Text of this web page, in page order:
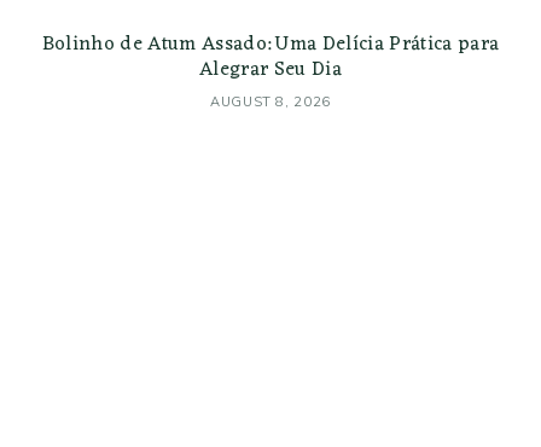
Bolinho de Atum Assado: Uma Delícia Prática para
Alegrar Seu Dia
AUGUST 8, 2026